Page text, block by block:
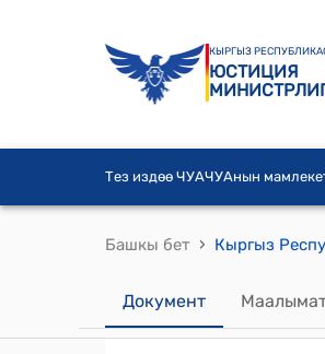
КЫРГЫЗ
ЮСТИЦИЯ
Тез издөө ЧУАЧУАнын
Башкы бет ›
Документ